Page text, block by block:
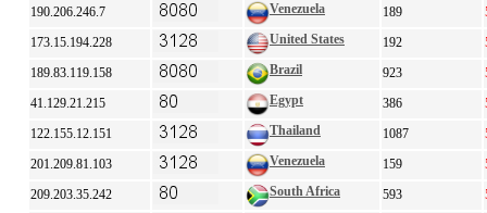
190.206.246.7
Venezuela 189
173.15.194.228
United States 192
189.83.119.158
Brazil 923
41.129.21.215
Egypt 386
122.155.12.151
Thailand 1087
201.209.81.103
Venezuela 159
209.203.35.242
South Africa 593